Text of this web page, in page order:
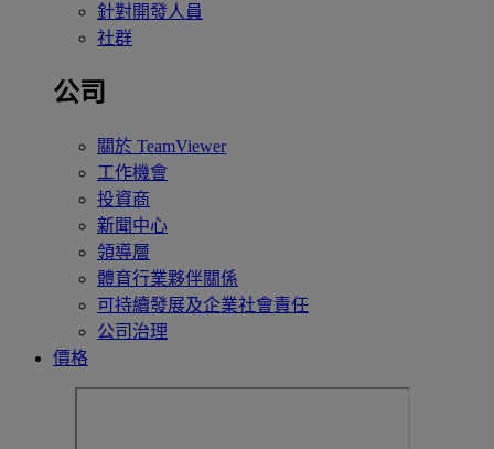
針對開發人員
社群
公司
關於 TeamViewer
工作機會
投資商
新聞中心
領導層
體育行業夥伴關係
可持續發展及企業社會責任
公司治理
價格